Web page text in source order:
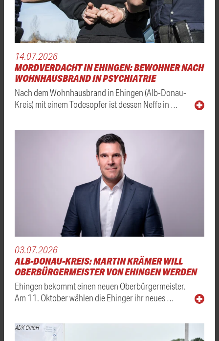
14.07.2026
MORDVERDACHT IN EHINGEN: BEWOHNER NACH
WOHNHAUSBRAND IN PSYCHIATRIE
Nach dem Wohnhausbrand in Ehingen (Alb-Donau-
Kreis) mit einem Todesopfer ist dessen Neffe in …
03.07.2026
ALB-DONAU-KREIS: MARTIN KRÄMER WILL
OBERBÜRGERMEISTER VON EHINGEN WERDEN
Ehingen bekommt einen neuen Oberbürgermeister.
Am 11. Oktober wählen die Ehinger ihr neues …
ADK GmbH